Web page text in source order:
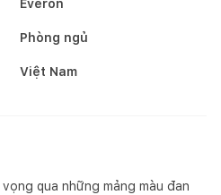
Everon
Phòng ngủ
Việt Nam
qua những mảng màu đan